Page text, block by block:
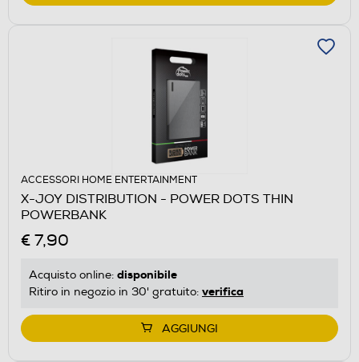
ACCESSORI HOME ENTERTAINMENT
X-JOY DISTRIBUTION - POWER DOTS THIN
POWERBANK
€ 7,90
Acquisto online: disponibile
Ritiro in negozio in 30' gratuito: verifica
AGGIUNGI